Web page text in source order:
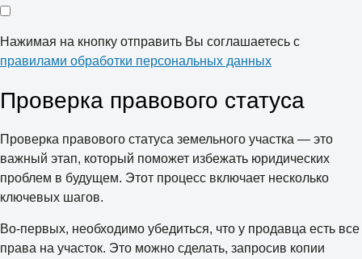
Нажимая на кнопку отправить Вы соглашаетесь с
правилами обработки персональных данных
Проверка правового статуса
Проверка правового статуса земельного участка — это
важный этап, который поможет избежать юридических
проблем в будущем. Этот процесс включает несколько
ключевых шагов.
Во-первых, необходимо убедиться, что у продавца есть все
права на участок. Это можно сделать, запросив копии